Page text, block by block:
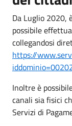
Da Luglio 2020,
possibile
collegandosi
https://
Inoltre è
canali sia fisici
Servizi di